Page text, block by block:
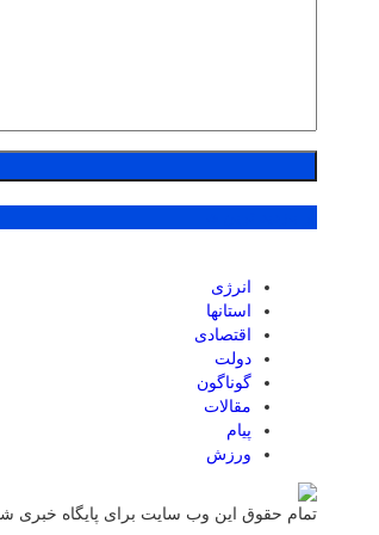
انرژی
استانها
اقتصادی
دولت
گوناگون
مقالات
پیام
ورزش
تمام حقوق این وب سایت برای پایگاه خبری